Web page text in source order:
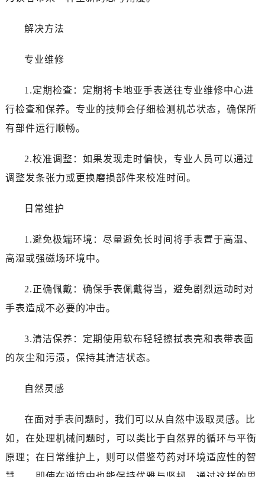
解决方法
专业维修
1.定期检查：定期将卡地亚手表送往专业维修中心进
行检查和保养。专业的技师会仔细检测机芯状态，确保所
有部件运行顺畅。
2.校准调整：如果发现走时偏快，专业人员可以通过
调整发条张力或更换磨损部件来校准时间。
日常维护
1.避免极端环境：尽量避免长时间将手表置于高温、
高湿或强磁场环境中。
2.正确佩戴：确保手表佩戴得当，避免剧烈运动时对
手表造成不必要的冲击。
3.清洁保养：定期使用软布轻轻擦拭表壳和表带表面
的灰尘和污渍，保持其清洁状态。
自然灵感
在面对手表问题时，我们可以从自然中汲取灵感。比
如，在处理机械问题时，可以类比于自然界的循环与平衡
原理；在日常维护上，则可以借鉴芍药对环境适应性的智